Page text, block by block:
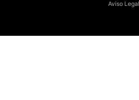
Aviso Legal